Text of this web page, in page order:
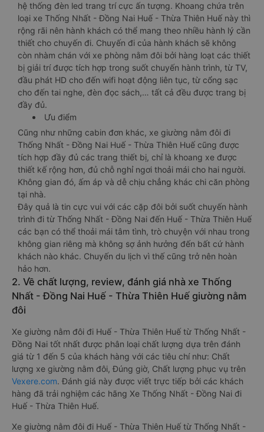
hệ thống đèn led trang trí cực ấn tượng. Khoang chứa trên
loại xe Thống Nhất - Đồng Nai Huế - Thừa Thiên Huế này thì
rộng rãi nên hành khách có thể mang theo nhiều hành lý cần
thiết cho chuyến đi. Chuyến đi của hành khách sẽ không
còn nhàm chán với xe phòng nằm đôi bởi hàng loạt các thiết
bị giải trí được tích hợp trong suốt chuyến hành trình, từ TV,
đầu phát HD cho đến wifi hoạt động liên tục, từ cổng sạc
cho đến tai nghe, đèn đọc sách,… tất cả đều được trang bị
đầy đủ.
Ưu điểm
Cũng như những cabin đơn khác, xe giường nằm đôi đi
Thống Nhất - Đồng Nai Huế - Thừa Thiên Huế cũng được
tích hợp đầy đủ các trang thiết bị, chỉ là khoang xe được
thiết kế rộng hơn, đủ chỗ nghỉ ngơi thoải mái cho hai người.
Không gian đó, ấm áp và dễ chịu chẳng khác chi căn phòng
tại nhà.
Đây quả là tin cực vui với các cặp đôi bởi suốt chuyến hành
trình đi từ Thống Nhất - Đồng Nai đến Huế - Thừa Thiên Huế
các bạn có thể thoải mái tâm tình, trò chuyện với nhau trong
không gian riêng mà không sợ ảnh hưởng đến bất cứ hành
khách nào khác. Chuyến du lịch vì thế cũng trở nên hoàn
hảo hơn.
2. Về chất lượng, review, đánh giá nhà xe Thống
Nhất - Đồng Nai Huế - Thừa Thiên Huế giường nằm
đôi
Xe giường nằm đôi đi Huế - Thừa Thiên Huế từ Thống Nhất -
Đồng Nai tốt nhất được phân loại chất lượng dựa trên đánh
giá từ 1 đến 5 của khách hàng với các tiêu chí như: Chất
lượng xe giường nằm đôi, Đúng giờ, Chất lượng phục vụ trên
Vexere.com. Đánh giá này được viết trực tiếp bởi các khách
hàng đã trải nghiệm các hãng Xe Thống Nhất - Đồng Nai đi
Huế - Thừa Thiên Huế.
Xe giường nằm đôi đi Huế - Thừa Thiên Huế từ Thống Nhất -